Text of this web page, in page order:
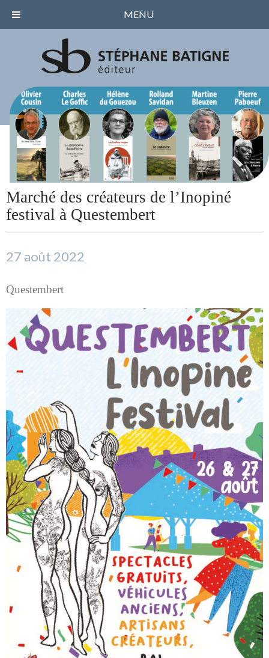
Marché des créateurs de l’Inopiné
festival à Questembert
27 août 2022
Questembert
MENU